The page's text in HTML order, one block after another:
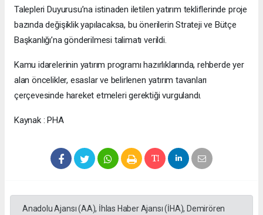
Talepleri Duyurusu’na istinaden iletilen yatırım tekliflerinde proje
bazında değişiklik yapılacaksa, bu önerilerin Strateji ve Bütçe
Başkanlığı’na gönderilmesi talimatı verildi.
Kamu idarelerinin yatırım programı hazırlıklarında, rehberde yer
alan öncelikler, esaslar ve belirlenen yatırım tavanları
çerçevesinde hareket etmeleri gerektiği vurgulandı.
Kaynak : PHA
Anadolu Ajansı (AA), İhlas Haber Ajansı (İHA), Demirören